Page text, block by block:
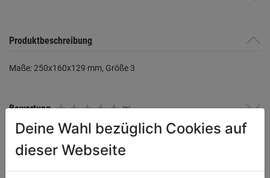
Produktbeschreibung
Maße: 250x160x129 mm, Größe 3
Bewertung (0)
WEITERE PRODUKTE AUS DIESER
Deine Wahl bezüglich Cookies auf
dieser Webseite